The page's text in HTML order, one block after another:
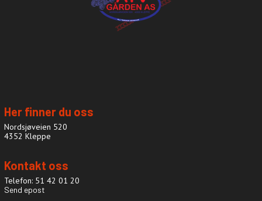
Her finner du oss
Nordsjøveien 520
4352 Kleppe
Kontakt oss
Telefon: 51 42 01 20
Send epost